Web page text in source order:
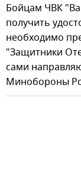
Бойцам ЧВК
получить
необходимо
"Защитники
сами
Минобороны